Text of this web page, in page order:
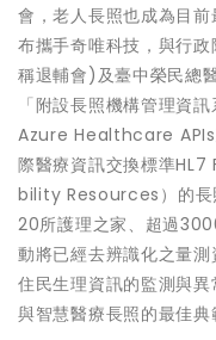
會，老人長照也成為目
布攜手奇唯科技，與行
稱退輔會)及臺中榮民總
「附設長照機構管理資
Azure Healthcare APIs
際醫療資訊交換標準
bility Resources）的長
20所護理之家、超過
動將已經去辨識化之量
住民生理資訊的監測與
與智慧醫療長照的最佳典